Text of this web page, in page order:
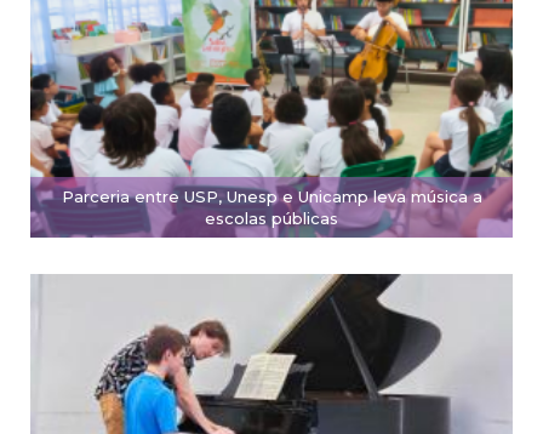
Parceria entre USP, Unesp e Unicamp leva música a
escolas públicas